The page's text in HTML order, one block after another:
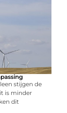
stijgen de
is minder
dit